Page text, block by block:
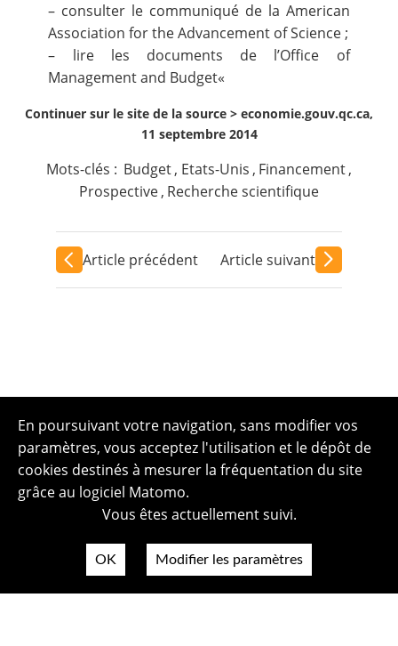
– consulter le communiqué de la American
Association for the Advancement of Science ;
– lire les documents de l’Office of
Management and Budget«
Continuer sur le site de la source > economie.gouv.qc.ca,
11 septembre 2014
Mots-clés : Budget, Etats-Unis , Financement,
Prospective, Recherche scientifique
Article précédent Article suivant
En poursuivant votre navigation, sans modifier vos
paramètres, vous acceptez l'utilisation et le dépôt de
cookies destinés à mesurer la fréquentation du site
grâce au logiciel Matomo.
Vous êtes actuellement suivi.
OK Modifier les paramètres